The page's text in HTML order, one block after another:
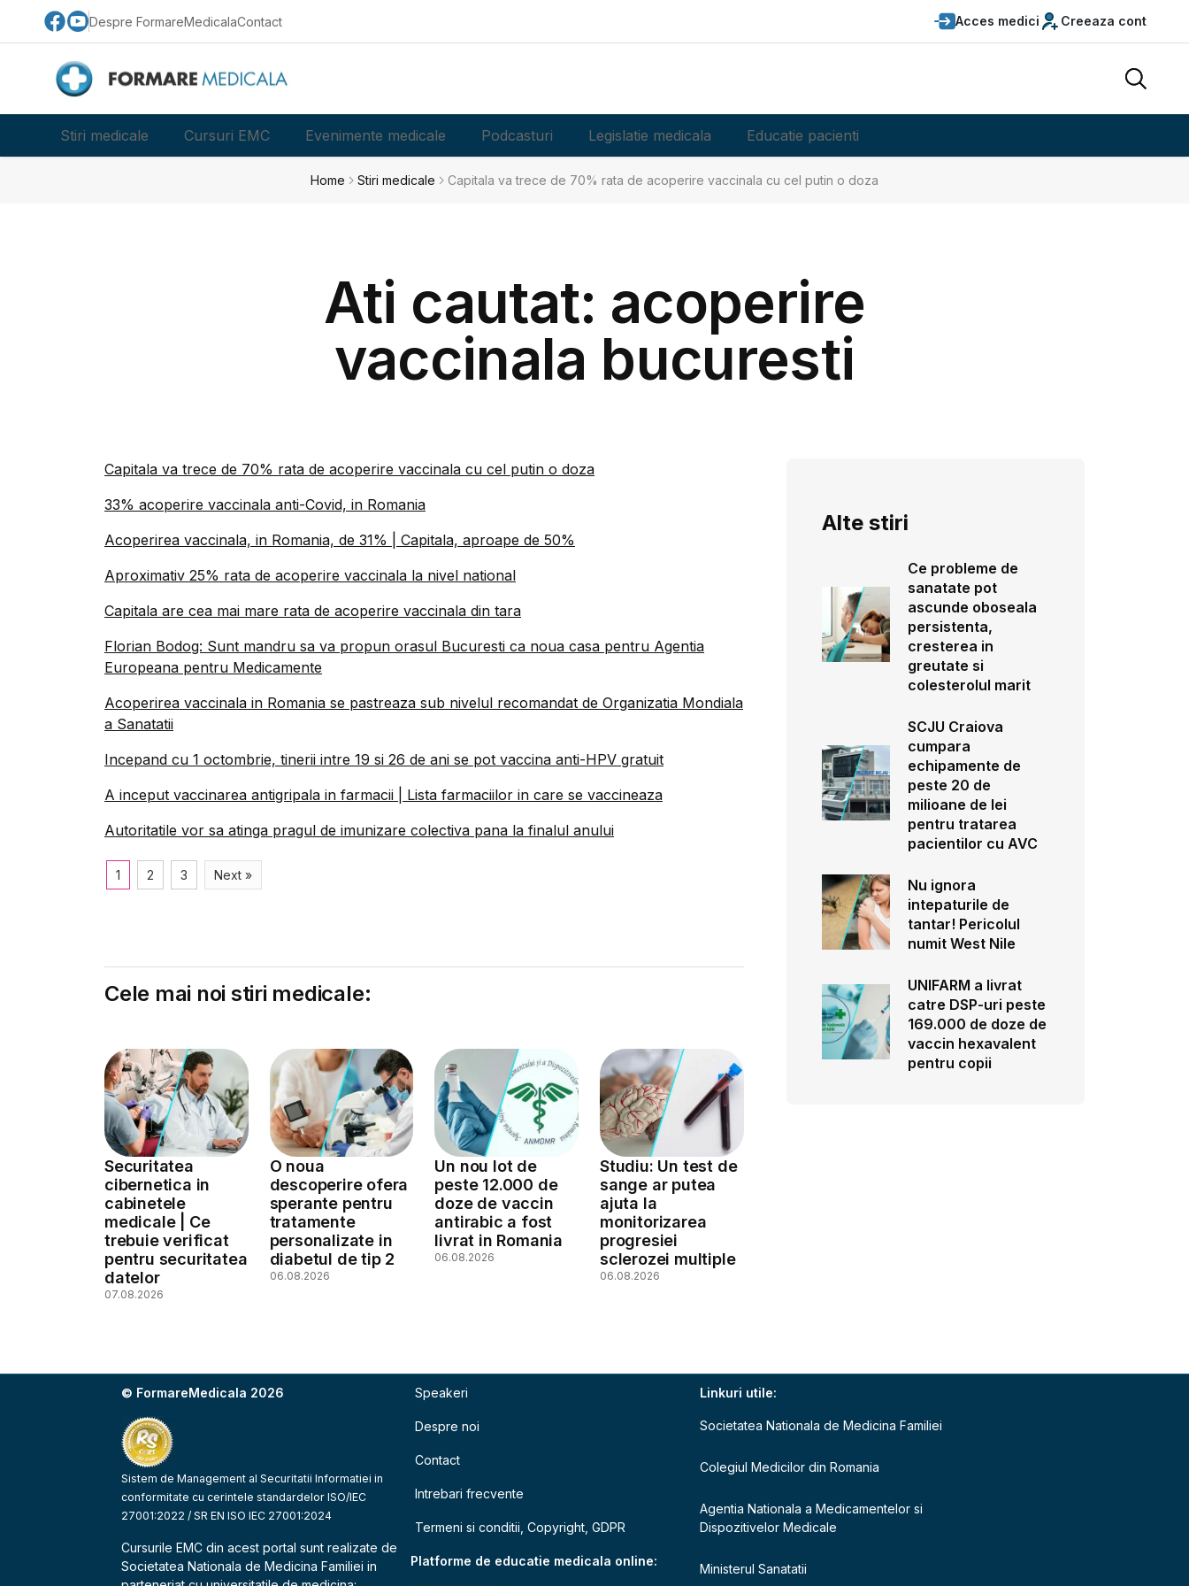
Despre FormareMedicalaContact Acces medici Creeaza cont
Stiri medicale Cursuri EMC Evenimente medicale Podcasturi Legislatie medicala Educatie pacienti
Home Stiri medicale Capitala va trece de 70% rata de acoperire vaccinala cu cel putin o doza
Ati cautat: acoperire
vaccinala bucuresti
Capitala va trece de 70% rata de acoperire vaccinala cu cel putin o doza
33% acoperire vaccinala anti-Covid, in Romania
Acoperirea vaccinala, in Romania, de 31% | Capitala, aproape de 50%
Aproximativ 25% rata de acoperire vaccinala la nivel national
Capitala are cea mai mare rata de acoperire vaccinala din tara
Florian Bodog: Sunt mandru sa va propun orasul Bucuresti ca noua casa pentru Agentia
Europeana pentru Medicamente
Acoperirea vaccinala in Romania se pastreaza sub nivelul recomandat de Organizatia Mondiala
a Sanatatii
Incepand cu 1 octombrie, tinerii intre 19 si 26 de ani se pot vaccina anti-HPV gratuit
A inceput vaccinarea antigripala in farmacii | Lista farmaciilor in care se vaccineaza
Autoritatile vor sa atinga pragul de imunizare colectiva pana la finalul anului
1 2 3 Next »
Cele mai noi stiri medicale:
Securitatea
cibernetica in
cabinetele
medicale | Ce
trebuie verificat
pentru securitatea
datelor
07.08.2026
O noua
descoperire ofera
sperante pentru
tratamente
personalizate in
diabetul de tip 2
06.08.2026
Un nou lot de
peste 12.000 de
doze de vaccin
antirabic a fost
livrat in Romania
06.08.2026
Studiu: Un test de
sange ar putea
ajuta la
monitorizarea
progresiei
sclerozei multiple
06.08.2026
Alte stiri
Ce probleme de
sanatate pot
ascunde oboseala
persistenta,
cresterea in
greutate si
colesterolul marit
SCJU Craiova
cumpara
echipamente de
peste 20 de
milioane de lei
pentru tratarea
pacientilor cu AVC
Nu ignora
intepaturile de
tantar! Pericolul
numit West Nile
UNIFARM a livrat
catre DSP-uri peste
169.000 de doze de
vaccin hexavalent
pentru copii
© FormareMedicala 2026
Sistem de Management al Securitatii Informatiei in
conformitate cu cerintele standardelor ISO/IEC
27001:2022 / SR EN ISO IEC 27001:2024
Cursurile EMC din acest portal sunt realizate de
Societatea Nationala de Medicina Familiei in
Speakeri
Despre noi
Contact
Intrebari frecvente
Termeni si conditii, Copyright, GDPR
Platforme de educatie medicala online:
Linkuri utile:
Societatea Nationala de Medicina Familiei
Colegiul Medicilor din Romania
Agentia Nationala a Medicamentelor si
Dispozitivelor Medicale
Ministerul Sanatatii